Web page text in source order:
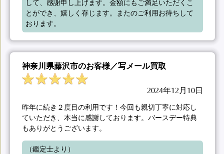
して、感謝申し上げます。金額にもご満足いただくこ
とができ、嬉しく存じます。またのご利用お待ちして
おります。
神奈川県藤沢市のお客様／写メール買取
2024年12月10日
昨年に続き２度目の利用です！今回も親切丁寧に対応し
ていただき、本当に感謝しております。バースデー特典
もありがとうございます。
（鑑定士より）